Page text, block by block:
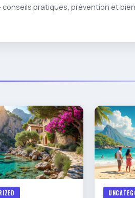
pratiques, prévention et